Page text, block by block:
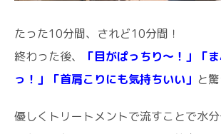
たった10分間、されど10分間！
終わった後、
「目がぱっちり〜！」「
っ！」「首肩こりにも気持ちいい」 と
優しくトリートメントで流すことで水